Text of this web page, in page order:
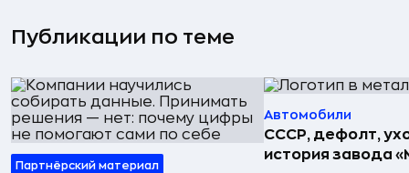
Публикации по теме
Партнёрский материал
Автомобили
СССР, дефолт,
история завода